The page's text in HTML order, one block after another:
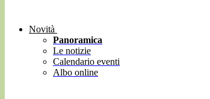
Novità
Panoramica
Le notizie
Calendario eventi
Albo online